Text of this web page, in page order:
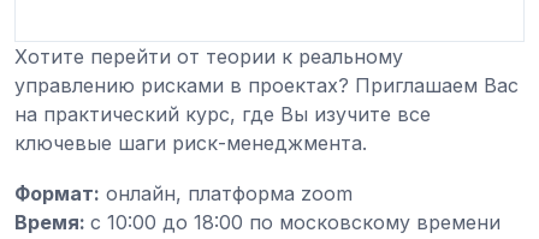
Хотите перейти от теории к реальному
управлению рисками в проектах? Приглашаем Вас
на практический курс, где Вы изучите все
ключевые шаги риск-менеджмента.
Формат: онлайн, платформа zoom
Время: с 10:00 до 18:00 по московскому времени